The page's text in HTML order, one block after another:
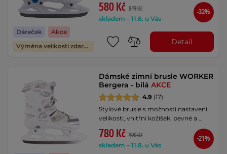
Dáreček
Akce
Výměna velikosti zdarma
580 Kč 849 Kč
skladem – 11.8. u Vás
-32%
Detail
Dámské zimní brusle WORKER
Bergera - bíláAKCE
4.9 (17)
Stylové brusle s možností nastavení
velikosti, vnitřní kožíšek, pevné a …
780 Kč 990 Kč
skladem – 11.8. u Vás
-21%